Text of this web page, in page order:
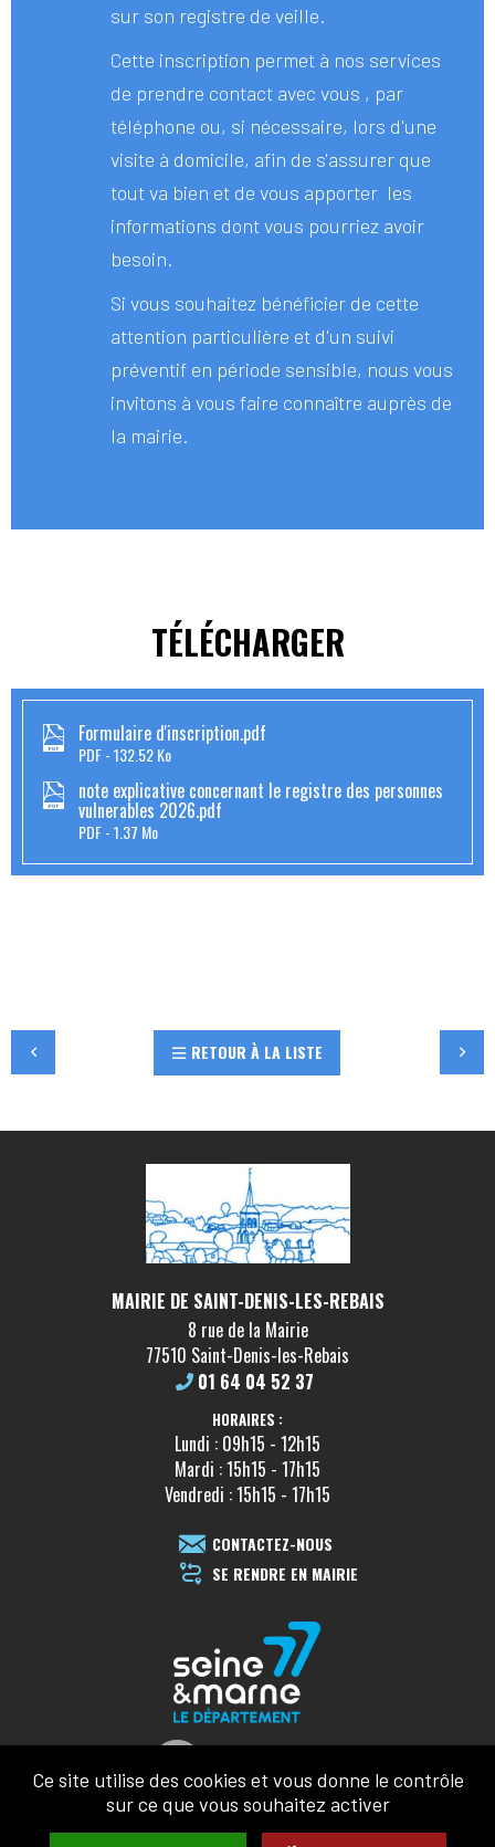
sur son registre de veille.
Cette inscription permet à nos services
de prendre contact avec vous , par
téléphone ou, si nécessaire, lors d'une
visite à domicile, afin de s'assurer que
tout va bien et de vous apporter les
informations dont vous pourriez avoir
besoin.
Si vous souhaitez bénéficier de cette
attention particulière et d'un suivi
préventif en période sensible, nous vous
invitons à vous faire connaître auprès de
la mairie.
TÉLÉCHARGER
Formulaire d'inscription.pdf
PDF 132.52 Ko
note explicative concernant le registre des personnes
vulnerables 2026.pdf
PDF 1.37 Mo
RETOUR À LA LISTE
MAIRIE DE SAINT-DENIS-LES-REBAIS
8 rue de la Mairie
77510 Saint-Denis-les-Rebais
01 64 04 52 37
HORAIRES :
Lundi : 09h15 - 12h15
Mardi : 15h15 - 17h15
Vendredi : 15h15 - 17h15
CONTACTEZ-NOUS
SE RENDRE EN MAIRIE
Ce site utilise des cookies et vous donne le contrôle
sur ce que vous souhaitez activer